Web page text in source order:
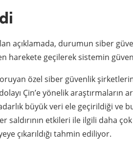
açıklamada, durumun siber
geçilerek sistemin
özel siber güvenlik
Çin’e yönelik araştırmaların
büyük veri ele geçirildiği
etkileri ile ilgili daha
çıkarıldığı tahmin ediliyor.